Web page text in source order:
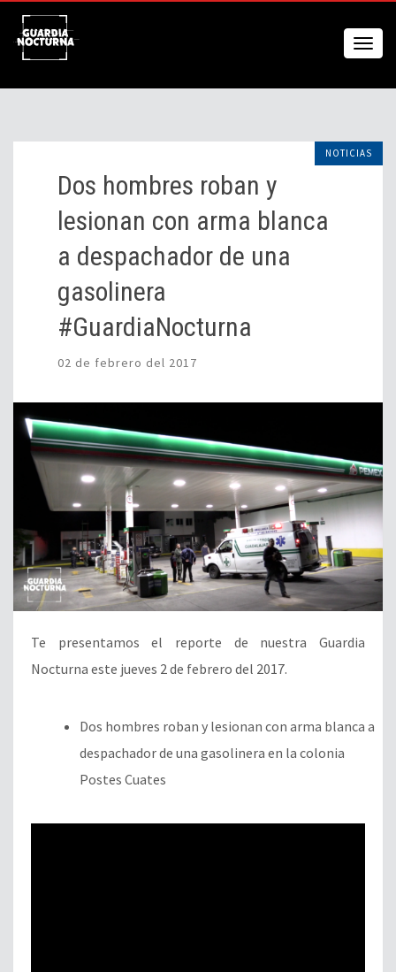
NOTICIAS
Dos hombres roban y
lesionan con arma blanca
a despachador de una
gasolinera
#GuardiaNocturna
02 de febrero del 2017
Te presentamos el reporte de nuestra Guardia
Nocturna este jueves 2 de febrero del 2017.
Dos hombres roban y lesionan con arma blanca a
despachador de una gasolinera en la colonia
Postes Cuates